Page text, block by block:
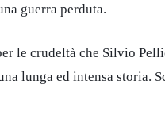
guerra perduta.
le crudeltà che Silvio
lunga ed intensa storia.